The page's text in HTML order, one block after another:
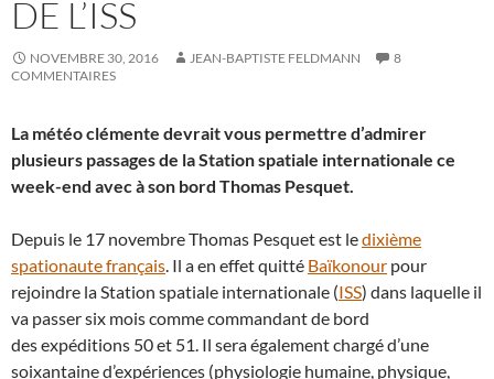
DE L’ISS
NOVEMBRE 30, 2016 JEAN-BAPTISTE FELDMANN
8
COMMENTAIRES
La météo clémente devrait vous permettre d’admirer
plusieurs passages de la Station spatiale internationale ce
week-end avec à son bord Thomas Pesquet.
Depuis le 17 novembre Thomas Pesquet est ledixième
spationaute français. Il a en effet quitté Baïkonour pour
rejoindre la Station spatiale internationale (ISS) dans laquelle il
va passer six mois comme commandant de bord
des expéditions 50 et 51. Il sera également chargé d’une
soixantaine d’expériences (physiologie humaine, physique,